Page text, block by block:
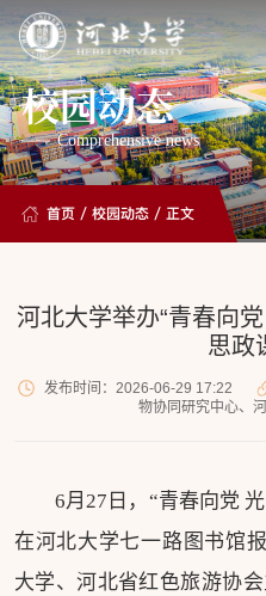
校园动态
Comprehensive news
首页 /校园动态 / 正文
河北大学举办“青春向
思政
发布时间：2026-06-29 17:22
物协同研究中心、
6月27日，“青春向党
在河北大学七一路图书馆
大学、河北省红色旅游协